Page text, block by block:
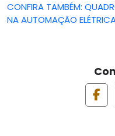
CONFIRA TAMBÉM:
NA AUTOMAÇÃO